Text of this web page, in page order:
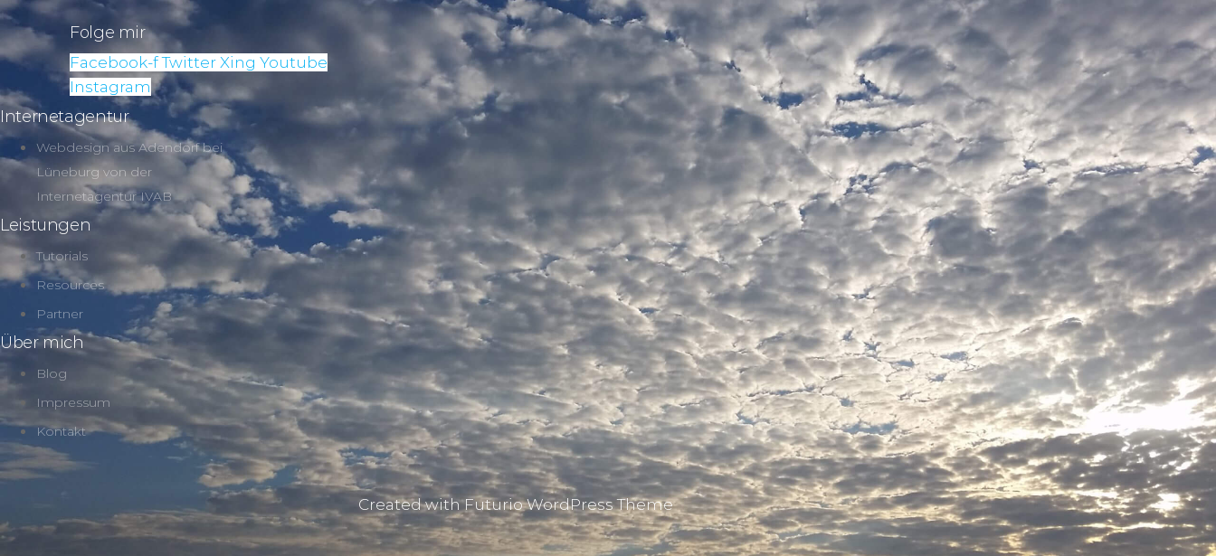
Folge mir
Facebook-f Twitter Xing Youtube
Instagram
Internetagentur
Webdesign aus Adendorf bei
Lüneburg von der
Internetagentur IVAB
Leistungen
Tutorials
Resources
Partner
Über mich
Blog
Impressum
Kontakt
Created with Futurio WordPress Theme